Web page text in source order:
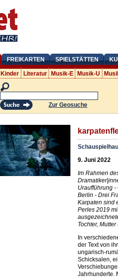
FREIKARTEN SPIELSTÄTTEN
Kinder Literatur Musik-E Musik-U
Zur Geosuche
9. Juni 2022
Im Rahmen
Uraufführung
Berlin - Drei
Karpaten sind
Perles 2019
Tochter,
In
der Text von
ungarisch-
Schicksalen,
Jahrhunderte.